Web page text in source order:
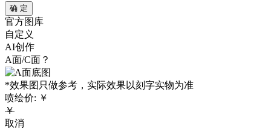
确 定
官方图库
自定义
AI创作
A面/C面？
*效果图只做参考，实际效果以刻字实物为准
喷绘价: ￥
￥
取消